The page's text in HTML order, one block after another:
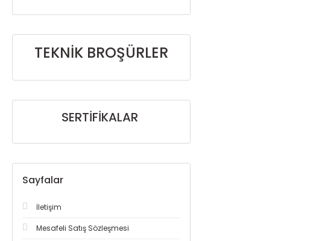
TEKNİK BROŞÜRLER
SERTİFİKALAR
Sayfalar
İletişim
Mesafeli Satış Sözleşmesi